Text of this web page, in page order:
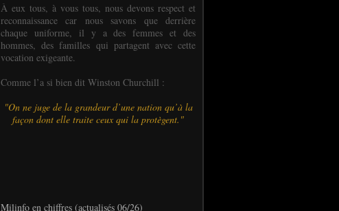
À eux tous, à vous tous, nous devons respect et
reconnaissance car nous savons que derrière
chaque uniforme, il y a des femmes et des
hommes, des familles qui partagent avec cette
vocation exigeante.
Comme l’a si bien dit Winston Churchill :
"On ne juge de la grandeur d’une nation qu’à la
façon dont elle traite ceux qui la protègent."
Milinfo en chiffres (actualisés 06/26)